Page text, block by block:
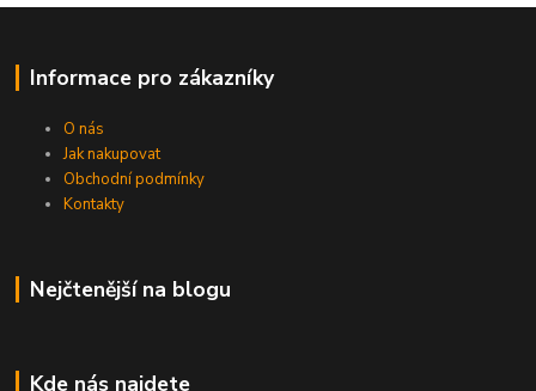
Informace pro zákazníky
O nás
Jak nakupovat
Obchodní podmínky
Kontakty
Nejčtenější na blogu
Kde nás najdete